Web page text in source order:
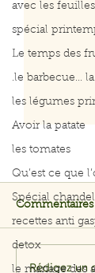
avec les
spécial
Le temps des
.le barbecue...
les légumes
Avoir la patate
les tomates
Qu’est ce que
Spécial
recettes anti
detox
le mariage des
Commentaires
Rédigez un